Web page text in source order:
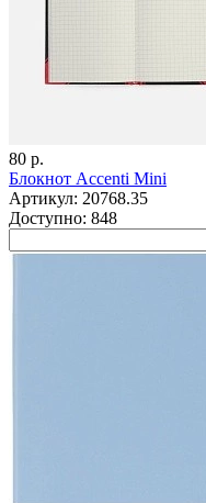
80 р.
Блокнот Accenti Mini
Артикул: 20768.35
Доступно: 848